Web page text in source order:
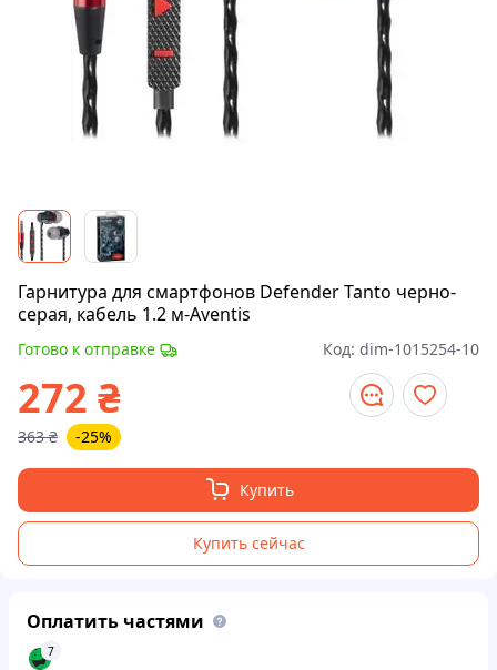
Гарнитура для смартфонов Defender Tanto черно-
серая, кабель 1.2 м-Aventis
Готово к отправке Код: dim-1015254-10
272 ₴
363 ₴ -25%
Купить
Купить сейчас
Оплатить частями
7